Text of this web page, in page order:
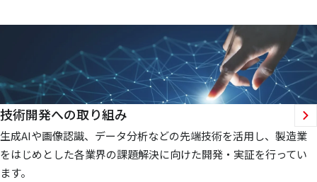
技術開発への取り組み
生成AIや画像認識、データ分析などの先端技術を活用し、製造業
をはじめとした各業界の課題解決に向けた開発・実証を行ってい
ます。